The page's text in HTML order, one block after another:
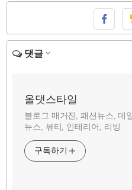
댓글
올댓스타일
블로그 매거진, 패션뉴스, 데
뉴스, 뷰티, 인테리어, 리빙
구독하기